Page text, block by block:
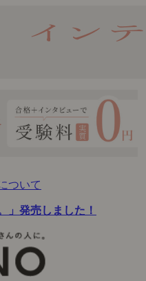
ついて
」発売しました！